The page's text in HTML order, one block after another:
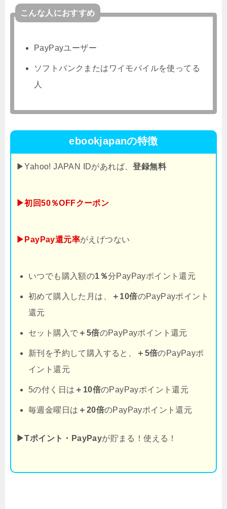
こんな人におすすめ
PayPayユーザー
ソフトバンクまたはワイモバイルを使ってる
人
ebookjapanの特徴
▶Yahoo! JAPAN IDがあれば、登録無料
▶初回50％OFFクーポン
▶PayPay還元率がえげつない
いつでも購入額の1％分PayPayポイント還元
初めて購入した月は、 ＋10倍のPayPayポイント
還元
セット購入で ＋5倍のPayPayポイント還元
新刊を予約して購入すると、 ＋5倍のPayPayポ
イント還元
5の付く日は ＋10倍のPayPayポイント還元
毎週金曜日は ＋20倍のPayPayポイント還元
▶Tポイント・PayPayが貯まる！使える！